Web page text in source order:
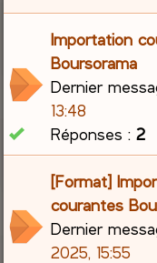
Importation
Boursorama
Dernier
13:48
Réponses :2
[Format]
courantes
Dernier
2025, 15:55